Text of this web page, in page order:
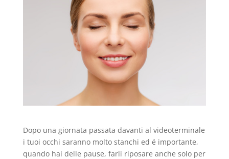
Dopo una giornata passata davanti al videoterminale
i tuoi occhi saranno molto stanchi ed é importante,
quando hai delle pause, farli riposare anche solo per